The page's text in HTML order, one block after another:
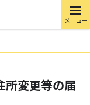
メニュー
所変更等の届